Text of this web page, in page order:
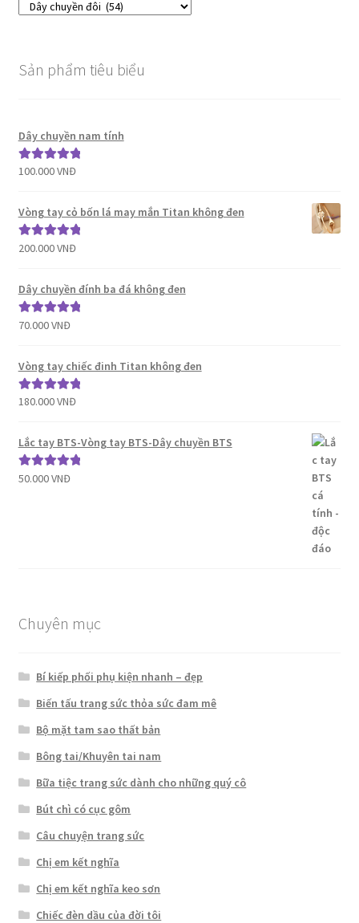
Sản phẩm tiêu biểu
Dây chuyền nam tính
Được xếp
sao
100.000VNĐ
Vòng tay cỏ bốn lá may mắn Titan không đen
Được xếp
sao
200.000VNĐ
Dây chuyền đính ba đá không đen
Được xếp
sao
70.000VNĐ
Vòng tay chiếc đinh Titan không đen
Được xếp
sao
180.000VNĐ
Lắc tay BTS-Vòng tay BTS-Dây chuyền BTS
Được xếp
50.000VNĐ
Chuyên mục
Bí kiếp phối phụ kiện nhanh – đẹp
Biến tấu trang sức thỏa sức đam mê
Bộ mặt tam sao thất bản
Bông tai/Khuyên tai nam
Bữa tiệc trang sức dành cho những quý cô
Bút chì có cục gôm
Câu chuyện trang sức
Chị em kết nghĩa
Chị em kết nghĩa keo sơn
Chiếc đèn dầu của đời tôi